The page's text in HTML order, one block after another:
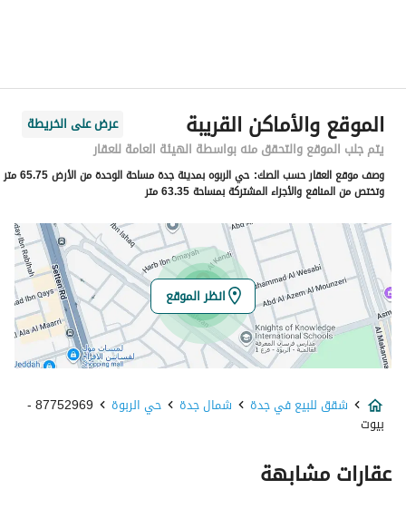
رقم المبنى
3950
الرقم الاضافي
7586
خط العرض
21.59385339643945
خط الطول
39.17881202357623
تفاصيل العقار
نوع الإعلان
للبيع
استخدام العقار
-
السعر
الموقع والأماكن القريبة
عرض على الخريطة
يتم جلب الموقع والتحقق منه بواسطة الهيئة العامة للعقار
وصف موقع العقار حسب الصك:
حي الربوه بمدينة جدة مساحة الوحدة من الأرض 65.75 متر
وتختص من المنافع والأجزاء المشتركة بمساحة 63.35 متر
انظر الموقع
شقق للبيع في جدة شمال جدة حي الربوة 87752969 -
بيوت
عقارات مشابهة